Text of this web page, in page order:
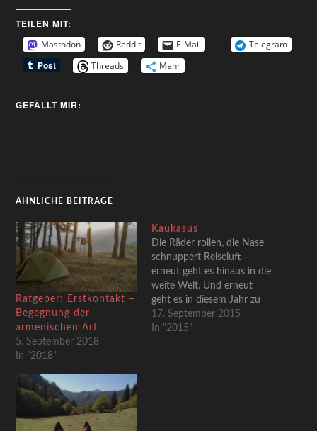
TEILEN MIT:
Mastodon Reddit E-Mail
Telegram
Threads
Mehr
GEFÄLLT MIR:
ÄHNLICHE BEITRÄGE
Ratgeber: Erstkontakt –
Begegnung der
armenischen Art
5. September 2018
In "2018"
Kaukasus
Die Räder rollen, die Nase
schnuppert Reiseluft -
erneut geht es hinaus in die
weite Welt. Und erneut
geht es in diesem Jahr zu
nichts geringerem als der
Erfüllung eines
17. September 2015
In "2015"